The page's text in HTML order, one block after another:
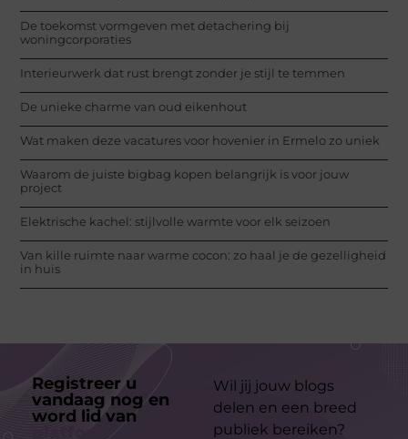
De toekomst vormgeven met detachering bij
woningcorporaties
Interieurwerk dat rust brengt zonder je stijl te temmen
De unieke charme van oud eikenhout
Wat maken deze vacatures voor hovenier in Ermelo zo uniek
Waarom de juiste bigbag kopen belangrijk is voor jouw
project
Elektrische kachel: stijlvolle warmte voor elk seizoen
Van kille ruimte naar warme cocon: zo haal je de gezelligheid
in huis
Registreer u
vandaag nog en
word lid van
Wil jij jouw blogs
delen en een breed
publiek bereiken?